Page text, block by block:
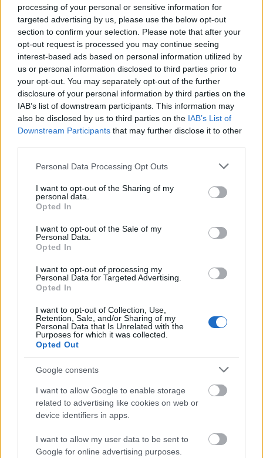
processing of your personal or sensitive information for
targeted advertising by us, please use the below opt-out
section to confirm your selection. Please note that after your
opt-out request is processed you may continue seeing
interest-based ads based on personal information utilized by
us or personal information disclosed to third parties prior to
your opt-out. You may separately opt-out of the further
disclosure of your personal information by third parties on the
IAB’s list of downstream participants. This information may
also be disclosed by us to third parties on the IAB’s List of
Downstream Participants that may further disclose it to other
Please note that this website/app uses one or more Google
not limited to your visit or usage behaviour. You may click to
grant or deny consent to Google and its third-party tags to
use your data for below specified purposes in below Google
consent section.
Personal Data Processing Opt Outs
I want to opt-out of the Sharing of my
personal data.
Opted In
I want to opt-out of the Sale of my
Personal Data.
Opted In
I want to opt-out of processing my
Personal Data for Targeted Advertising.
Opted In
I want to opt-out of Collection, Use,
Retention, Sale, and/or Sharing of my
Personal Data that Is Unrelated with the
Purposes for which it was collected.
Opted Out
Google consents
I want to allow Google to enable storage
related to advertising like cookies on web or
device identifiers in apps.
I want to allow my user data to be sent to
Google for online advertising purposes.
Το 2018 ο Ντόναλντ Τραμπ ακύρωσε την άδεια
χειρισμού απορρήτων του Τζον Μπρέναν,
διευθυντή της CIA επί προεδρίας του
ομάδας που διεξήγαγε την εκστρατεία του
μεγιστάνα και της Ρωσίας.